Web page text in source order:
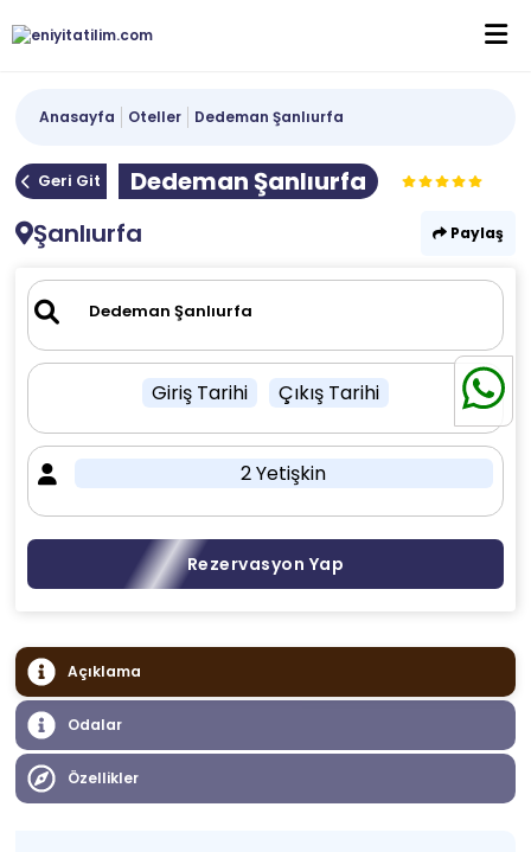
Anasayfa Oteller Dedeman Şanlıurfa
Geri Git
Dedeman Şanlıurfa
Şanlıurfa
Paylaş
Giriş Tarihi Çıkış Tarihi
2 Yetişkin
Rezervasyon Yap
Açıklama
Odalar
Özellikler